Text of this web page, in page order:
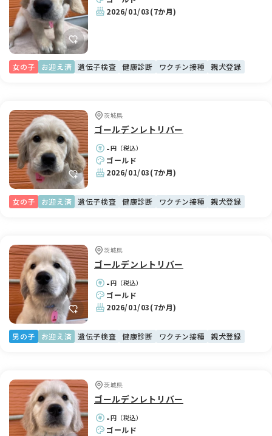
2026/01/03(7か月)
女の子 お迎え済 遺伝子検査 健康診断 ワクチン接種 親犬登録
茨城県
ゴールデンレトリバー
-円（税込）
ゴールド
2026/01/03(7か月)
女の子 お迎え済 遺伝子検査 健康診断 ワクチン接種 親犬登録
茨城県
ゴールデンレトリバー
-円（税込）
ゴールド
2026/01/03(7か月)
男の子 お迎え済 遺伝子検査 健康診断 ワクチン接種 親犬登録
茨城県
ゴールデンレトリバー
-円（税込）
ゴールド